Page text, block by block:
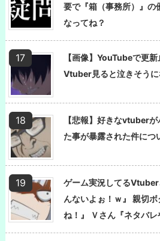
要で『箱（事務所）』の
なってね？
【画像】YouTubeで更
Vtuber見ると泣きそう
【悲報】好きなvtuber
た事が暴露された件につ
ゲーム実況してる
んないよぉ！ｗ』 親切
ね！』 Ｖさん『ネタバレ